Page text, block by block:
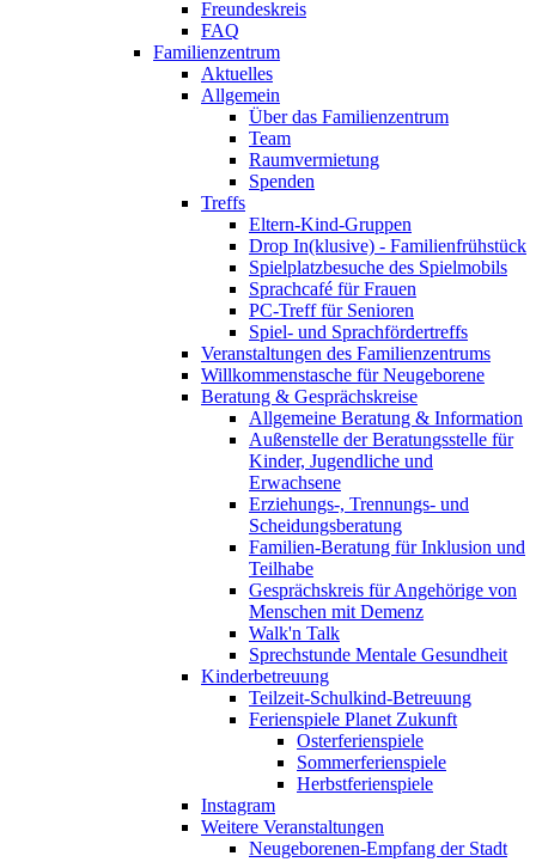
Freundeskreis
FAQ
Familienzentrum
Aktuelles
Allgemein
Über das Familienzentrum
Team
Raumvermietung
Spenden
Treffs
Eltern-Kind-Gruppen
Drop In(klusive) - Familienfrühstück
Spielplatzbesuche des Spielmobils
Sprachcafé für Frauen
PC-Treff für Senioren
Spiel- und Sprachfördertreffs
Veranstaltungen des Familienzentrums
Willkommenstasche für Neugeborene
Beratung & Gesprächskreise
Allgemeine Beratung & Information
Außenstelle der Beratungsstelle für
Kinder, Jugendliche und
Erwachsene
Erziehungs-, Trennungs- und
Scheidungsberatung
Familien-Beratung für Inklusion und
Teilhabe
Gesprächskreis für Angehörige von
Menschen mit Demenz
Walk'n Talk
Sprechstunde Mentale Gesundheit
Kinderbetreuung
Teilzeit-Schulkind-Betreuung
Ferienspiele Planet Zukunft
Osterferienspiele
Sommerferienspiele
Herbstferienspiele
Instagram
Weitere Veranstaltungen
Neugeborenen-Empfang der Stadt